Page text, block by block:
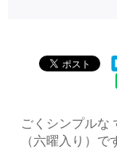
ごくシンプルな
（六曜入り）